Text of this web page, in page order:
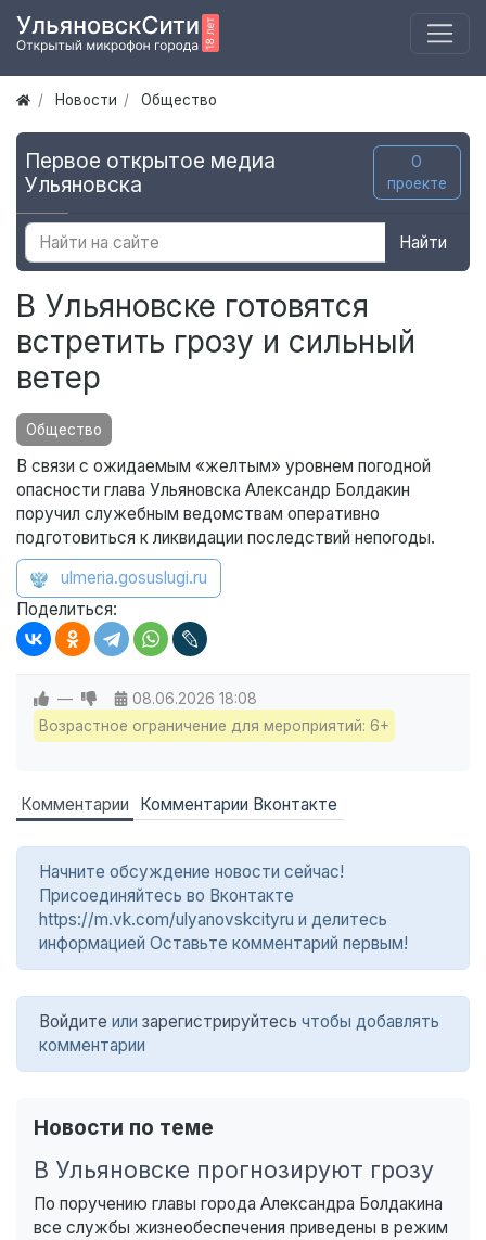
Новости Общество
Первое открытое медиа
Ульяновска
О
проекте
Найти
В Ульяновске готовятся
встретить грозу и сильный
ветер
Общество
В связи с ожидаемым «желтым» уровнем погодной
опасности глава Ульяновска Александр Болдакин
поручил служебным ведомствам оперативно
подготовиться к ликвидации последствий непогоды.
ulmeria.gosuslugi.ru
Поделиться:
— 08.06.2026 18:08
Возрастное ограничение для мероприятий: 6+
Комментарии Комментарии Вконтакте
Начните обсуждение новости сейчас!
Присоединяйтесь во Вконтакте
https://m.vk.com/ulyanovskcityru и делитесь
информацией Оставьте комментарий первым!
Войдите или зарегистрируйтесь чтобы добавлять
комментарии
Новости по теме
В Ульяновске прогнозируют грозу
По поручению главы города Александра Болдакина
все службы жизнеобеспечения приведены в режим